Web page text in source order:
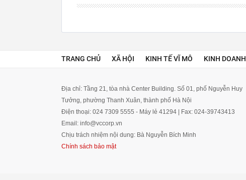
TRANG CHỦ XÃ HỘI KINH TẾ VĨ MÔ KINH DOANH
Địa chỉ: Tầng 21, tòa nhà Center Building. Số 01, phố Nguyễn Huy
Tưởng, phường Thanh Xuân, thành phố Hà Nội
Điện thoại: 024 7309 5555 - Máy lẻ 41294 | Fax: 024-39743413
Email: info@vccorp.vn
Chịu trách nhiệm nội dung: Bà Nguyễn Bích Minh
Chính sách bảo mật